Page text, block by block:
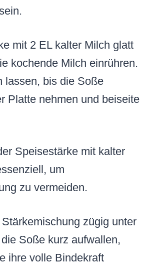
mit 2 EL kalter Milch glatt
kochende Milch einrühren.
lassen, bis die Soße
Platte nehmen und beiseite
Speisestärke mit kalter
um
zu vermeiden.
zügig unter
Soße kurz aufwallen,
ihre volle Bindekraft